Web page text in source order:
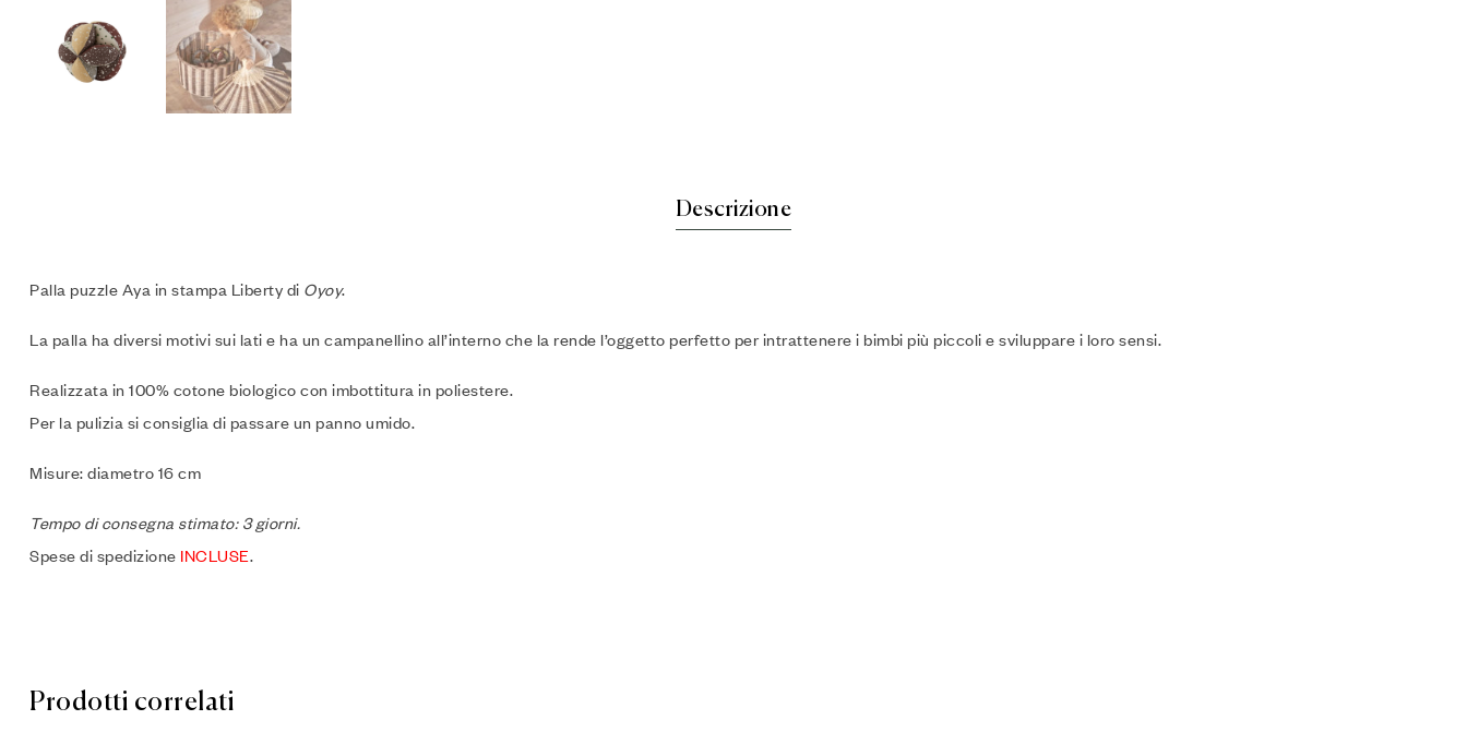
Descrizione
Palla puzzle Aya in stampa Liberty di Oyoy.
La palla ha diversi motivi sui lati e ha un campanellino all’interno che la rende l’oggetto perfetto per intrattenere i bimbi più piccoli e sviluppare i loro sensi.
Realizzata in 100% cotone biologico con imbottitura in poliestere.
Per la pulizia si consiglia di passare un panno umido.
Misure: diametro 16 cm
Tempo di consegna stimato: 3 giorni.
Spese di spedizione INCLUSE.
Prodotti correlati